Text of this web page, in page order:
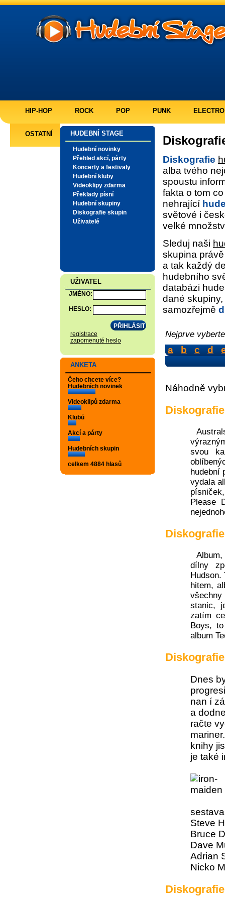
HIP-HOP ROCK POP PUNK ELECTRO
OSTATNÍ HUDEBNÍ STAGE
Hudební novinky
Přehled akcí, párty
Koncerty a festivaly
Hudební kluby
Videoklipy zdarma
Překlady písní
Hudební skupiny
Diskografie skupin
Uživatelé
UŽIVATEL
JMÉNO:
HESLO:
registrace
zapomenuté heslo
ANKETA
Čeho chcete více?
Hudebních novinek
Videoklipů zdarma
Klubů
Akcí a párty
Hudebních skupin
celkem 4884 hlasů
Diskografie
alba tvého
spoustu
fakta o tom
nehrající
světové i
velké
Sleduj naši
skupina
a tak každý
hudebního
databázi
dané
samozřejmě
Nejprve
a b c d
Náhodně
svou
hudební
vydala
Please
dílny
Hudson.
hitem,
stanic,
zatím
Boys,
album
Dnes
nan í
a
račte
knihy
je také
Steve
Bruce
Dave
Adrian
Nicko